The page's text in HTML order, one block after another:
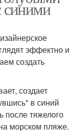
синими
эффектно и
создать
создает
в синий
после тяжелого
морском пляже.